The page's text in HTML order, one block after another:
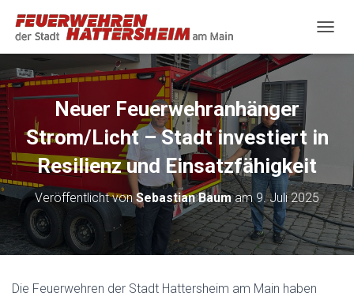
A
I
U
M
S
C
H
Neuer Feuerwehranhänger
Strom/Licht – Stadt investiert in
Resilienz und Einsatzfähigkeit
Veröffentlicht von Sebastian Baumam9. Juli 2025
Die Feuerwehren der Stadt Hattersheim am Main haben